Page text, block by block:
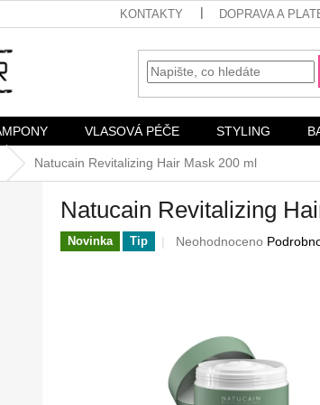
KONTAKTY DOPRAVA A
VLASOVÁ PÉČE STYLING
Natucain Revitalizing Hair Mask 200 ml
Natucain Revitalizing
Novinka Tip
Průměrné
hvězdiček.
Neohodnoceno